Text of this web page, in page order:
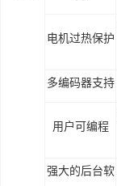
电机过热保护
多编码器支持
用户可编程
强大的后台软